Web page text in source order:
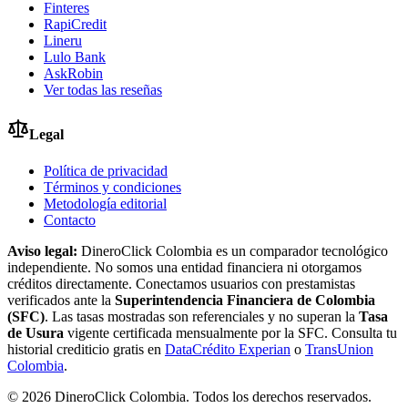
Finteres
RapiCredit
Lineru
Lulo Bank
AskRobin
Ver todas las reseñas
Legal
Política de privacidad
Términos y condiciones
Metodología editorial
Contacto
Aviso legal: DineroClick Colombia es un comparador tecnológico
independiente. No somos una entidad financiera ni otorgamos
créditos directamente. Conectamos usuarios con prestamistas
verificados ante la Superintendencia Financiera de Colombia
(SFC). Las tasas mostradas son referenciales y no superan la Tasa
de Usura vigente certificada mensualmente por la SFC. Consulta tu
historial crediticio gratis en DataCrédito Experian o TransUnion
Colombia.
© 2026 DineroClick Colombia. Todos los derechos reservados.